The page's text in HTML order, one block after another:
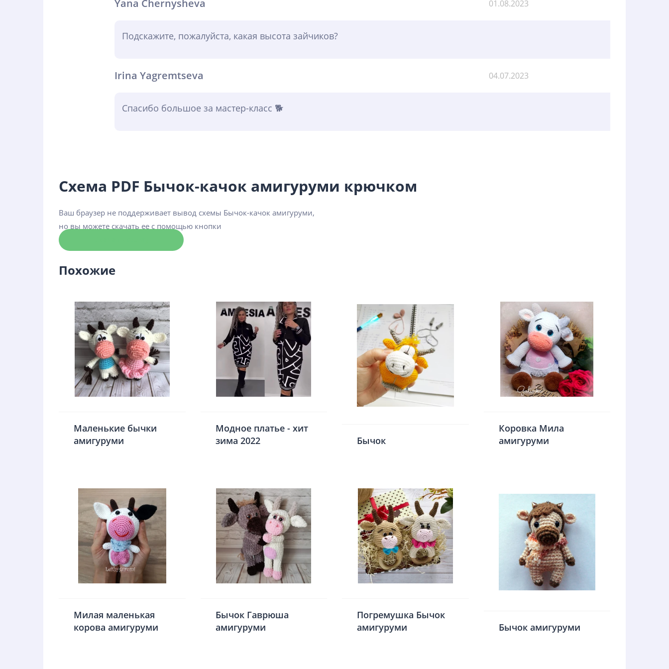
Yana Chernysheva 01.08.2023
Подскажите, пожалуйста, какая высота зайчиков?
Irina Yagremtseva 04.07.2023
Спасибо большое за мастер-класс 🐕
Схема PDF Бычок-качок амигуруми крючком
Ваш браузер не поддерживает вывод схемы Бычок-качок амигуруми,
но вы можете скачать ее с помощью кнопки
Похожие
Маленькие бычки
амигуруми
Модное платье - хит
зима 2022
Бычок
Коровка Мила
амигуруми
Милая маленькая
корова амигуруми
Бычок Гаврюша
амигуруми
Погремушка Бычок
амигуруми
Бычок амигуруми